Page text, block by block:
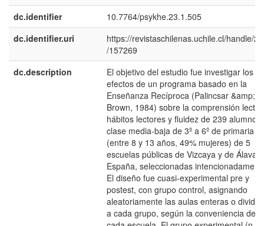
dc.identifier
10.7764/psykhe.23.1.505
dc.identifier.uri
https://revistaschilenas.uchile.cl/handle/
/157269
dc.description
El objetivo del estudio fue investigar los
efectos de un programa basado en la
Enseñanza Recíproca (Palincsar &amp;
Brown, 1984) sobre la comprensión
hábitos lectores y fluidez de 239 alumnos
clase media-baja de 3º a 6º de primaria
(entre 8 y 13 años, 49% mujeres) de 5
escuelas públicas de Vizcaya y de Álava,
España, seleccionadas
El diseño fue cuasi-experimental pre y
postest, con grupo control, asignando
aleatoriamente las aulas enteras o
a cada grupo, según la conveniencia de